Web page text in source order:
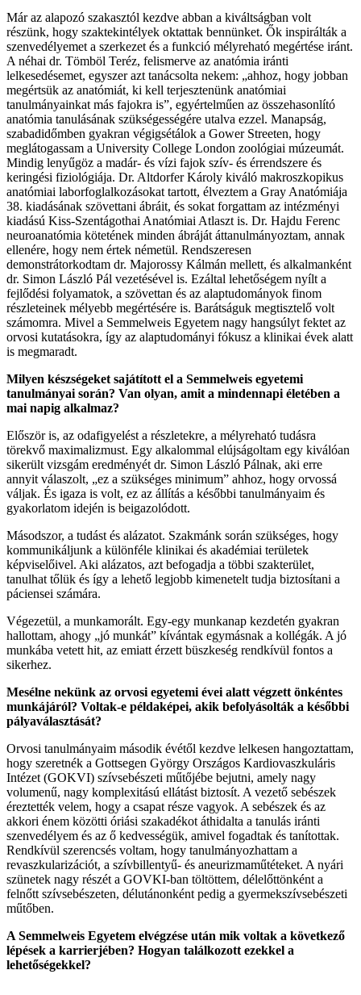
Már az alapozó szakasztól kezdve abban a kiváltságban volt
részünk, hogy szaktekintélyek oktattak bennünket. Ők inspirálták a
szenvedélyemet a szerkezet és a funkció mélyreható megértése iránt.
A néhai dr. Tömböl Teréz, felismerve az anatómia iránti
lelkesedésemet, egyszer azt tanácsolta nekem: „ahhoz, hogy jobban
megértsük az anatómiát, ki kell terjesztenünk anatómiai
tanulmányainkat más fajokra is”, egyértelműen az összehasonlító
anatómia tanulásának szükségességére utalva ezzel. Manapság,
szabadidőmben gyakran végigsétálok a Gower Streeten, hogy
meglátogassam a University College London zoológiai múzeumát.
Mindig lenyűgöz a madár- és vízi fajok szív- és érrendszere és
keringési fiziológiája. Dr. Altdorfer Károly kiváló makroszkopikus
anatómiai laborfoglalkozásokat tartott, élveztem a Gray Anatómiája
38. kiadásának szövettani ábráit, és sokat forgattam az intézményi
kiadású Kiss-Szentágothai Anatómiai Atlaszt is. Dr. Hajdu Ferenc
neuroanatómia kötetének minden ábráját áttanulmányoztam, annak
ellenére, hogy nem értek németül. Rendszeresen
demonstrátorkodtam dr. Majorossy Kálmán mellett, és alkalmanként
dr. Simon László Pál vezetésével is. Ezáltal lehetőségem nyílt a
fejlődési folyamatok, a szövettan és az alaptudományok finom
részleteinek mélyebb megértésére is. Barátságuk megtisztelő volt
számomra. Mivel a Semmelweis Egyetem nagy hangsúlyt fektet az
orvosi kutatásokra, így az alaptudományi fókusz a klinikai évek alatt
is megmaradt.
Milyen készségeket sajátított el a Semmelweis egyetemi
tanulmányai során? Van olyan, amit a mindennapi életében a
mai napig alkalmaz?
Először is, az odafigyelést a részletekre, a mélyreható tudásra
törekvő maximalizmust. Egy alkalommal elújságoltam egy kiválóan
sikerült vizsgám eredményét dr. Simon László Pálnak, aki erre
annyit válaszolt, „ez a szükséges minimum” ahhoz, hogy orvossá
váljak. És igaza is volt, ez az állítás a későbbi tanulmányaim és
gyakorlatom idején is beigazolódott.
Másodszor, a tudást és alázatot. Szakmánk során szükséges, hogy
kommunikáljunk a különféle klinikai és akadémiai területek
képviselőivel. Aki alázatos, azt befogadja a többi szakterület,
tanulhat tőlük és így a lehető legjobb kimenetelt tudja biztosítani a
páciensei számára.
Végezetül, a munkamorált. Egy-egy munkanap kezdetén gyakran
hallottam, ahogy „jó munkát” kívántak egymásnak a kollégák. A jó
munkába vetett hit, az emiatt érzett büszkeség rendkívül fontos a
sikerhez.
Mesélne nekünk az orvosi egyetemi évei alatt végzett önkéntes
munkájáról? Voltak-e példaképei, akik befolyásolták a későbbi
pályaválasztását?
Orvosi tanulmányaim második évétől kezdve lelkesen hangoztattam,
hogy szeretnék a Gottsegen György Országos Kardiovaszkuláris
Intézet (GOKVI) szívsebészeti műtőjébe bejutni, amely nagy
volumenű, nagy komplexitású ellátást biztosít. A vezető sebészek
éreztették velem, hogy a csapat része vagyok. A sebészek és az
akkori énem közötti óriási szakadékot áthidalta a tanulás iránti
szenvedélyem és az ő kedvességük, amivel fogadtak és tanítottak.
Rendkívül szerencsés voltam, hogy tanulmányozhattam a
revaszkularizációt, a szívbillentyű- és aneurizmaműtéteket. A nyári
szünetek nagy részét a GOVKI-ban töltöttem, délelőttönként a
felnőtt szívsebészeten, délutánonként pedig a gyermekszívsebészeti
műtőben.
A Semmelweis Egyetem elvégzése után mik voltak a következő
lépések a karrierjében? Hogyan találkozott ezekkel a
lehetőségekkel?